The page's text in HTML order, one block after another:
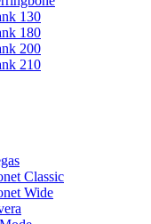
130
180
200
210
Classic
Wide